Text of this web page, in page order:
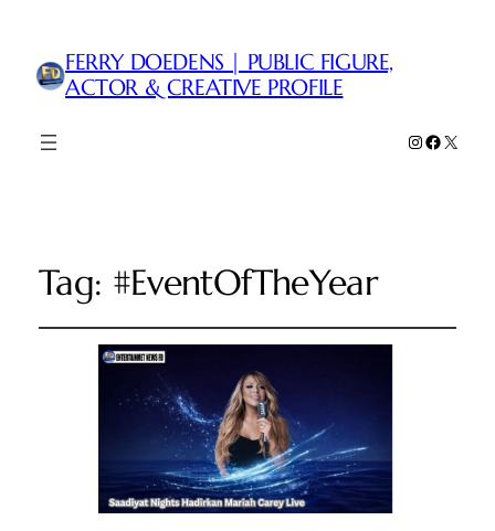
FERRY DOEDENS | PUBLIC FIGURE,
ACTOR & CREATIVE PROFILE
Instagram
Facebook
X
Tag: #EventOfTheYear